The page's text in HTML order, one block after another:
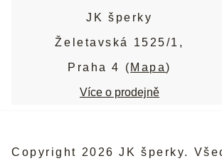
JK šperky
Želetavská 1525/1,
Praha 4 ( Mapa)
Více o prodejně
Copyright 2026JK šperky.